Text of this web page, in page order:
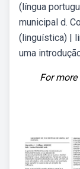
(língua
municipal d.
(linguística) |
uma
For